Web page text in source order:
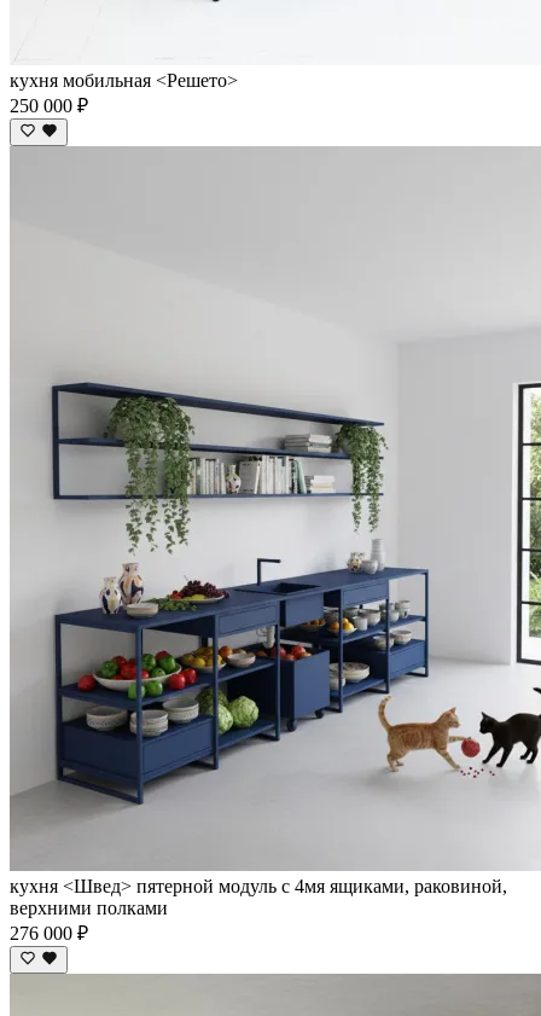
кухня мобильная <Решето>
250 000 ₽
кухня <Швед> пятерной модуль с 4мя ящиками, раковиной,
верхними полками
276 000 ₽